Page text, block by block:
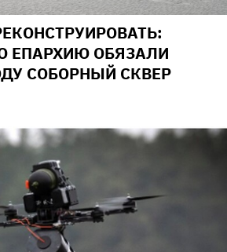
ЕПАРХИЮ ОБЯЗАЛИ
СОБОРНЫЙ СКВЕР